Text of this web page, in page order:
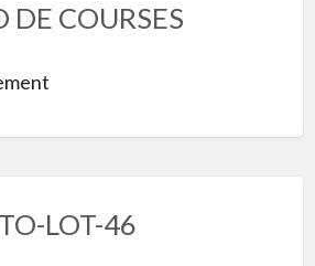
DE COURSES
LOT-46